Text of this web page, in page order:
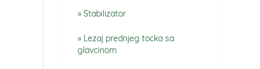
Stabilizator
Lezaj prednjeg tocka sa
glavcinom